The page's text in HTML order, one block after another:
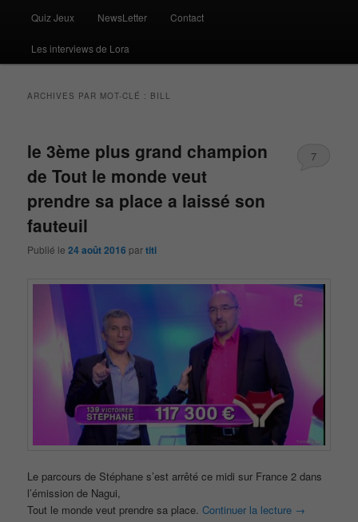
Quiz Jeux NewsLetter Contact
Les interviews de Lora
ARCHIVES PAR MOT-CLÉ : BILL
le 3ème plus grand champion
de Tout le monde veut
prendre sa place a laissé son
fauteuil
Publié le24 août 2016 partiti
7
Le parcours de Stéphane s’est arrêté ce midi sur France 2 dans
l’émission de Nagui,
Tout le monde veut prendre sa place.Continuer la lecture →